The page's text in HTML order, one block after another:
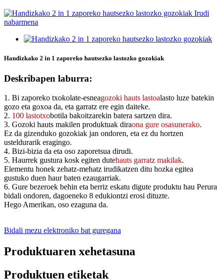
Handizkako 2 in 1 zaporeko hautsezko lastozko gozokiak
Deskribapen laburra:
1. Bi zaporeko txokolate-esneagozoki hauts lastoalasto luze batekin
gozo eta goxoa da, eta garratz ere egin daiteke.
2. 100 lastotxobotila bakoitzarekin batera sartzen dira.
3. Gozoki hauts makilen produktuak diraona gure osasunerako.
Ez da gizenduko gozokiak jan ondoren, eta ez du hortzen
usteldurarik eragingo.
4. Bizi-bizia da eta oso zaporetsua dirudi.
5. Haurrek gustura kosk egiten dutehauts garratz makilak.
Elementu honek zehatz-mehatz irudikatzen ditu hozka egitea
gustuko duen haur baten ezaugarriak.
6. Gure bezeroek behin eta berriz eskatu digute produktu hau Perura
bidali ondoren, dagoeneko 8 edukiontzi erosi dituzte.
Hego Amerikan, oso ezaguna da.
Bidali mezu elektroniko bat guregana
Produktuaren xehetasuna
Produktuen etiketak